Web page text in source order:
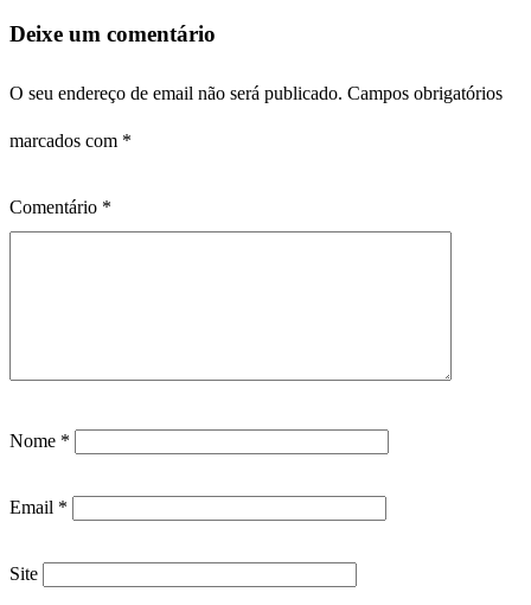
Deixe um comentário
O seu endereço de email não será publicado. Campos obrigatórios
marcados com *
Comentário *
Nome *
Email *
Site